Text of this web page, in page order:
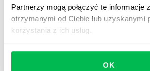
Partnerzy mogą połączyć te informacje
otrzymanymi od Ciebie lub uzyskanymi
korzystania z ich usług.
OK
uzyskania przychodu i z której
są składki i podatki.
a dochodem brutto może mieć
rozliczeń podatkowych oraz przy